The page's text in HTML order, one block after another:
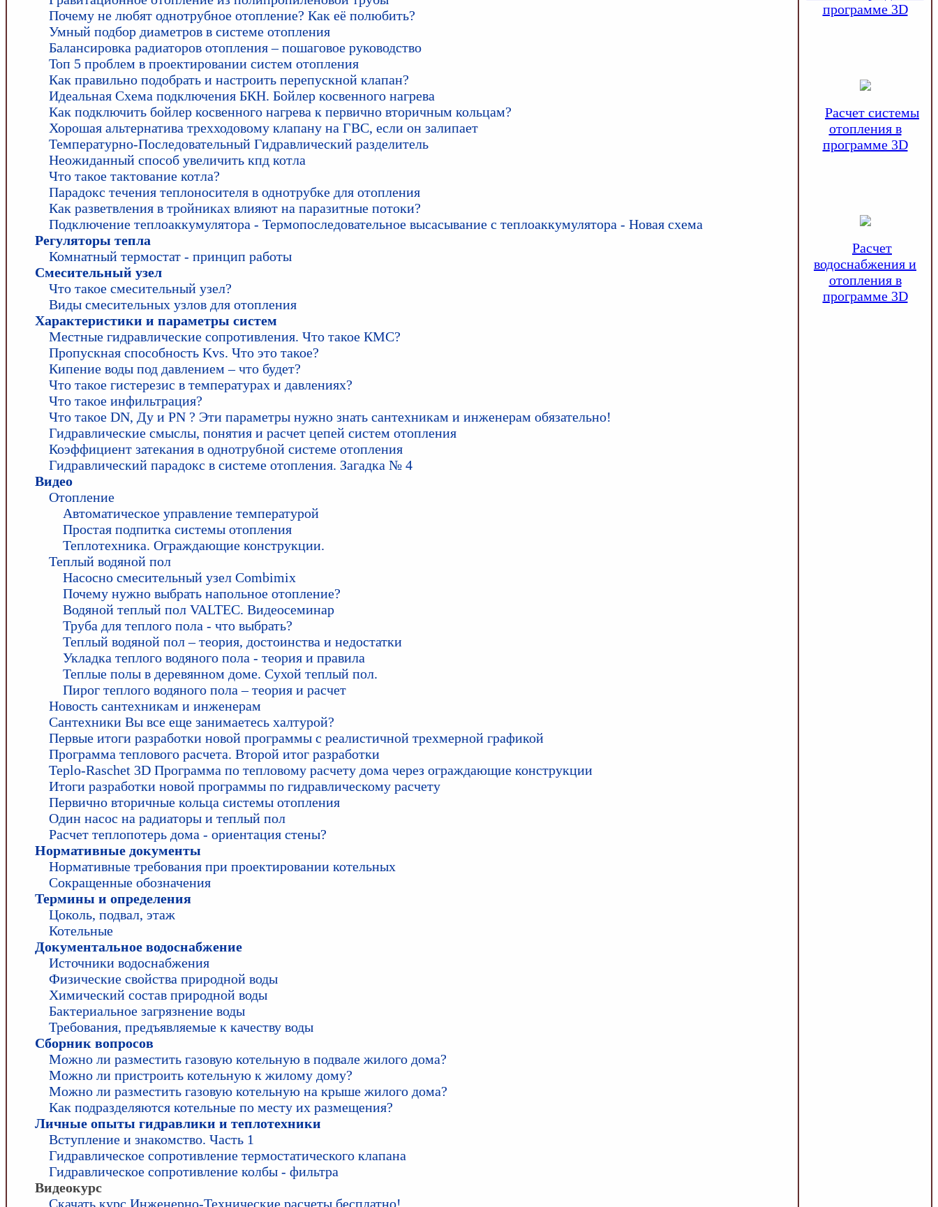
Почему не любят однотрубное отопление? Как её полюбить?
Умный подбор диаметров в системе отопления
Балансировка радиаторов отопления – пошаговое руководство
Топ 5 проблем в проектировании систем отопления
Как правильно подобрать и настроить перепускной клапан?
Идеальная Схема подключения БКН. Бойлер косвенного нагрева
Как подключить бойлер косвенного нагрева к первично вторичным кольцам?
Хорошая альтернатива трехходовому клапану на ГВС, если он залипает
Температурно-Последовательный Гидравлический разделитель
Неожиданный способ увеличить кпд котла
Что такое тактование котла?
Парадокс течения теплоносителя в однотрубке для отопления
Как разветвления в тройниках влияют на паразитные потоки?
Подключение теплоаккумулятора - Термопоследовательное высасывание с теплоаккумулятора - Новая схема
Регуляторы тепла
Комнатный термостат - принцип работы
Смесительный узел
Что такое смесительный узел?
Виды смесительных узлов для отопления
Характеристики и параметры систем
Местные гидравлические сопротивления. Что такое КМС?
Пропускная способность Kvs. Что это такое?
Кипение воды под давлением – что будет?
Что такое гистерезис в температурах и давлениях?
Что такое инфильтрация?
Что такое DN, Ду и PN ? Эти параметры нужно знать сантехникам и инженерам обязательно!
Гидравлические смыслы, понятия и расчет цепей систем отопления
Коэффициент затекания в однотрубной системе отопления
Гидравлический парадокс в системе отопления. Загадка № 4
Видео
Отопление
Автоматическое управление температурой
Простая подпитка системы отопления
Теплотехника. Ограждающие конструкции.
Теплый водяной пол
Насосно смесительный узел Combimix
Почему нужно выбрать напольное отопление?
Водяной теплый пол VALTEC. Видеосеминар
Труба для теплого пола - что выбрать?
Теплый водяной пол – теория, достоинства и недостатки
Укладка теплого водяного пола - теория и правила
Теплые полы в деревянном доме. Сухой теплый пол.
Пирог теплого водяного пола – теория и расчет
Новость сантехникам и инженерам
Сантехники Вы все еще занимаетесь халтурой?
Первые итоги разработки новой программы с реалистичной трехмерной графикой
Программа теплового расчета. Второй итог разработки
Teplo-Raschet 3D Программа по тепловому расчету дома через ограждающие конструкции
Итоги разработки новой программы по гидравлическому расчету
Первично вторичные кольца системы отопления
Один насос на радиаторы и теплый пол
Расчет теплопотерь дома - ориентация стены?
Нормативные документы
Нормативные требования при проектировании котельных
Сокращенные обозначения
Термины и определения
Цоколь, подвал, этаж
Котельные
Документальное водоснабжение
Источники водоснабжения
Физические свойства природной воды
Химический состав природной воды
Бактериальное загрязнение воды
Требования, предъявляемые к качеству воды
Сборник вопросов
Можно ли разместить газовую котельную в подвале жилого дома?
Можно ли пристроить котельную к жилому дому?
Можно ли разместить газовую котельную на крыше жилого дома?
Как подразделяются котельные по месту их размещения?
Личные опыты гидравлики и теплотехники
Вступление и знакомство. Часть 1
Гидравлическое сопротивление термостатического клапана
Гидравлическое сопротивление колбы - фильтра
Видеокурс
Скачать курс Инженерно-Технические расчеты бесплатно!
программе 3D
Расчет системы
отопления в
программе 3D
Расчет
водоснабжения и
отопления в
программе 3D